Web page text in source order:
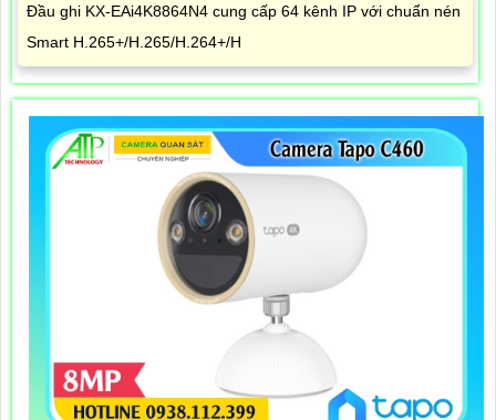
Đầu ghi KX-EAi4K8864N4 cung cấp 64 kênh IP với chuẩn nén
Smart H.265+/H.265/H.264+/H